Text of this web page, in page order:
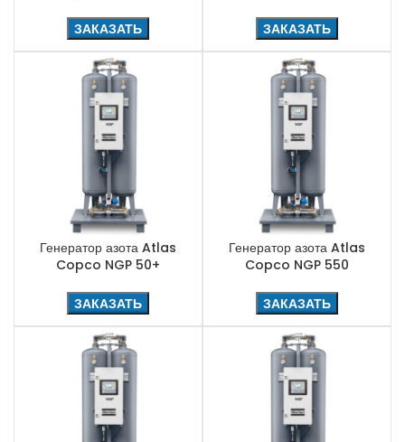
ЗАКАЗАТЬ ЗАКАЗАТЬ
Генератор азота Atlas
Copco NGP 50+
ЗАКАЗАТЬ
Генератор азота Atlas
Copco NGP 550
ЗАКАЗАТЬ